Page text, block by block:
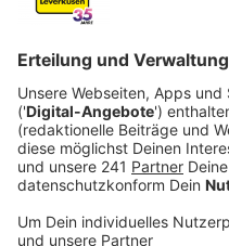
Veröffentlicht:
Änderung